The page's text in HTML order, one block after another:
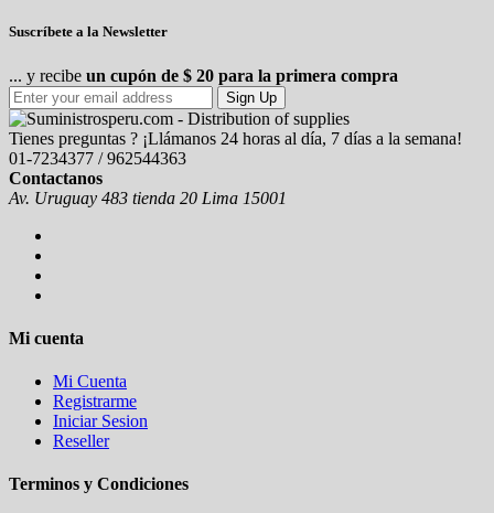
Suscríbete a la Newsletter
... y recibe un cupón de $ 20 para la primera compra
Sign Up
Tienes preguntas ? ¡Llámanos 24 horas al día, 7 días a la semana!
01-7234377 / 962544363
Contactanos
Av. Uruguay 483 tienda 20 Lima 15001
Mi cuenta
Mi Cuenta
Registrarme
Iniciar Sesion
Reseller
Terminos y Condiciones